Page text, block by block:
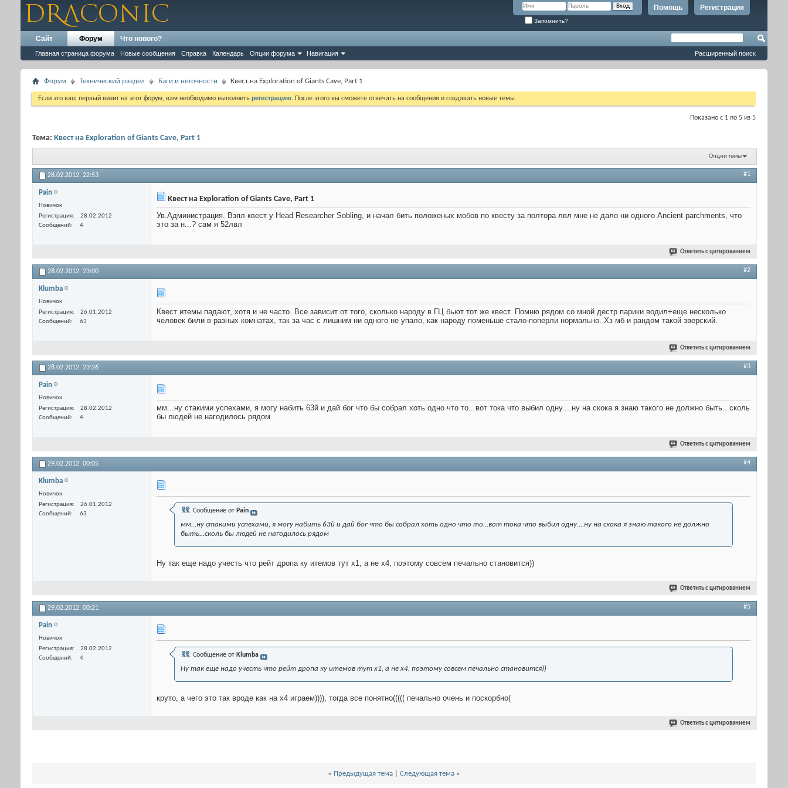
Регистрация
Помощь
Запомнить?
Сайт Форум
Главная страница форума Новые сообщения Справка Календарь Опции форума Навигация
Что нового?
Расширенный поиск
Форум Технический раздел Баги и неточности Квест на Exploration of Giants Cave, Part 1
Если это ваш первый визит на этот форум, вам необходимо выполнить регистрацию. После этого вы сможете отвечать на сообщения и создавать новые темы.
Показано с 1 по 5 из 5
Тема: Квест на Exploration of Giants Cave, Part 1
Опции темы
28.02.2012, 22:53 #1
Pain
Новичок
Регистрация
28.02.2012
Сообщений
4
Квест на Exploration of Giants Cave, Part 1
Ув.Администрация. Взял квест у Head Researcher Sobling, и начал бить положеных мобов по квесту за полтора лвл мне не дало ни одного Ancient parchments, что
это за н...? сам я 52лвл
Ответить с цитированием
28.02.2012, 23:00 #2
Klumba
Новичок
Регистрация
26.01.2012
Сообщений
63
Квест итемы падают, хотя и не часто. Все зависит от того, сколько народу в ГЦ бьют тот же квест. Помню рядом со мной дестр парики водил+еще несколько
человек били в разных комнатах, так за час с лишним ни одного не упало, как народу поменьше стало-поперли нормально. Хз мб и рандом такой зверский.
Ответить с цитированием
28.02.2012, 23:26 #3
Pain
Новичок
Регистрация
28.02.2012
Сообщений
4
мм...ну стакими успехами, я могу набить 63й и дай бог что бы собрал хоть одно что то...вот тока что выбил одну....ну на скока я знаю такого не должно быть...сколь
бы людей не нагодилось рядом
Ответить с цитированием
29.02.2012, 00:05 #4
Klumba
Новичок
Регистрация
26.01.2012
Сообщений
63 Сообщение от Pain
мм...ну стакими успехами, я могу набить 63й и дай бог что бы собрал хоть одно что то...вот тока что выбил одну....ну на скока я знаю такого не должно
быть...сколь бы людей не нагодилось рядом
Ну так еще надо учесть что рейт дропа ку итемов тут х1, а не х4, поэтому совсем печально становится))
Ответить с цитированием
29.02.2012, 00:21 #5
Pain
Новичок
Регистрация
28.02.2012
Сообщений
4 Сообщение от Klumba
Ну так еще надо учесть что рейт дропа ку итемов тут х1, а не х4, поэтому совсем печально становится))
круто, а чего это так вроде как на х4 играем)))), тогда все понятно((((( печально очень и поскорбно(
Ответить с цитированием
« Предыдущая тема Следующая тема »